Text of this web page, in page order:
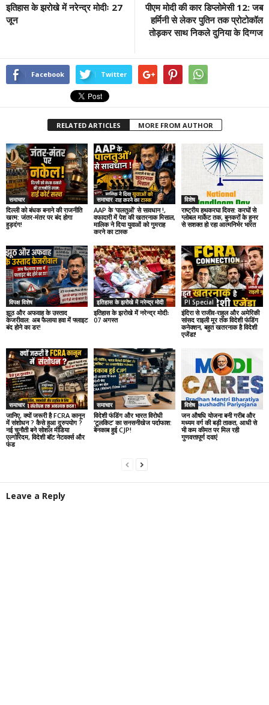
इतिहास के झरोखे में नरेन्द्र मोदीः 27
जून
पीएम मोदी की कार डिप्लोमेसी 12: जब
हर्मिनी से लेकर पुतिन तक प्रोटोकॉल
तोड़कर साथ निकले दुनिया के दिग्गज
Facebook Twitter
RELATED ARTICLES MORE FROM AUTHOR
समाचार
दिल्ली को बंधक बनाने की राजनीति
खत्म: जंतर-मंतर पर बंद होगा
हुड़दंग!
समाचार
AAP के ‘पालतुओं’ से सावधान !,
वफादारी में पेश की खतरनाक मिसाल,
मालिक ने दिया युवाओं को गुमराह
करने का टास्क
विशेष
राष्ट्रीय हथकरघा दिवस: करघों से
ग्लोबल मार्केट तक, बुनकरों के हुनर
से सशक्त हो रहा आत्मनिर्भर भारत
विपक्ष विशेष
झूठ और अफवाह के उस्ताद
केजरीवाल: अब फैलाया हवा में फ्लाइट
बंद होने का डर!
इतिहास के झरोखे में नरेन्द्र मोदी
इतिहास के झरोखे में नरेन्द्र मोदीः
07 अगस्त
PI Special
इंदिरा से राजीव-राहुल और अमेरिकी
सांसद राइली मूर तक विदेशी फंडिंग
कनेक्शन, बहुत खतरनाक है विदेशी
एजेंडा!
समाचार
जानिए, क्यों जरूरी है FCRA कानून
में संशोधन ? कैसे हुआ दुरुपयोग ?
नई चुनौती बने सोशल मीडिया
एल्गोरिदम, विदेशी बॉट नेटवर्क्स और
फंड
समाचार
विदेशी फंडिंग और भारत विरोधी
‘टूलकिट’ का सनसनीखेज पर्दाफाश:
बेनकाब हुई CJP!
विशेष
जन औषधि योजना बनी गरीब और
मध्यम वर्ग की बड़ी ताकत, आधी से
भी कम कीमत पर मिल रही
गुणवत्तापूर्ण दवाएं
Leave a Reply